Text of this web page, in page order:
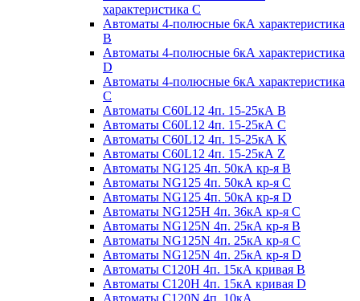
характеристика С
Автоматы 4-полюсные 6кА характеристика
B
Автоматы 4-полюсные 6кА характеристика
D
Автоматы 4-полюсные 6кА характеристика
С
Автоматы C60L12 4п. 15-25кА B
Автоматы C60L12 4п. 15-25кА C
Автоматы C60L12 4п. 15-25кА K
Автоматы C60L12 4п. 15-25кА Z
Автоматы NG125 4п. 50кА кр-я B
Автоматы NG125 4п. 50кА кр-я C
Автоматы NG125 4п. 50кА кр-я D
Автоматы NG125H 4п. 36кА кр-я C
Автоматы NG125N 4п. 25кА кр-я B
Автоматы NG125N 4п. 25кА кр-я C
Автоматы NG125N 4п. 25кА кр-я D
Автоматы С120H 4п. 15кА кривая B
Автоматы С120H 4п. 15кА кривая D
Автоматы С120N 4п. 10кА